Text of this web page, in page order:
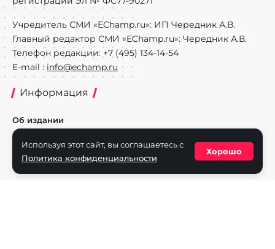
Учредитель СМИ «EChamp.ru»: ИП Чередник А.В.
Главный редактор СМИ «EChamp.ru»: Чередник А.В.
Телефон редакции: +7 (495) 134-14-54
E-mail : info@echamp.ru
Информация
Об издании
Реклама на портале
Политика конфиденциальности
Используя этот сайт, вы соглашаетесь с
Политика конфиденциальности
Хорошо